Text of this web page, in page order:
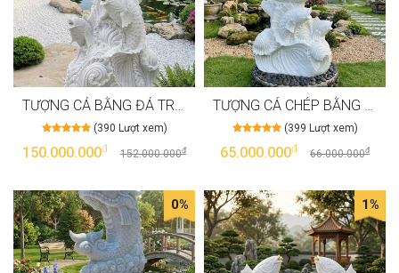
TƯỢNG CÁ BẰNG ĐÁ TRẮNG TỰ NHIÊN NGUYÊN KHỐI, CAO 180CM T4003
(390 Lượt xem)
150.000.000đ 152.000.000đ
TƯỢNG CÁ CHÉP BẰNG ĐÁ TRẮNG TỰ NHIÊN NGUYÊN KHỐI, CAO 1M NGANG 60CM T4001
(399 Lượt xem)
65.000.000đ 66.000.000đ
0% 1%